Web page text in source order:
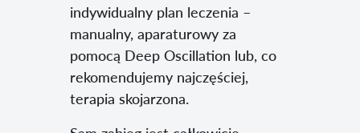
indywidualny plan leczenia –
manualny, aparaturowy za
pomocą Deep Oscillation lub, co
rekomendujemy najczęściej,
terapia skojarzona.